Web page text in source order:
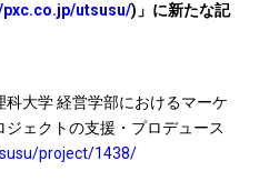
pxc.co.jp/utsusu/)」に新たな記
⼤学 経営学部におけるマーケ
ェクトの支援・プロデュース
project/1438/